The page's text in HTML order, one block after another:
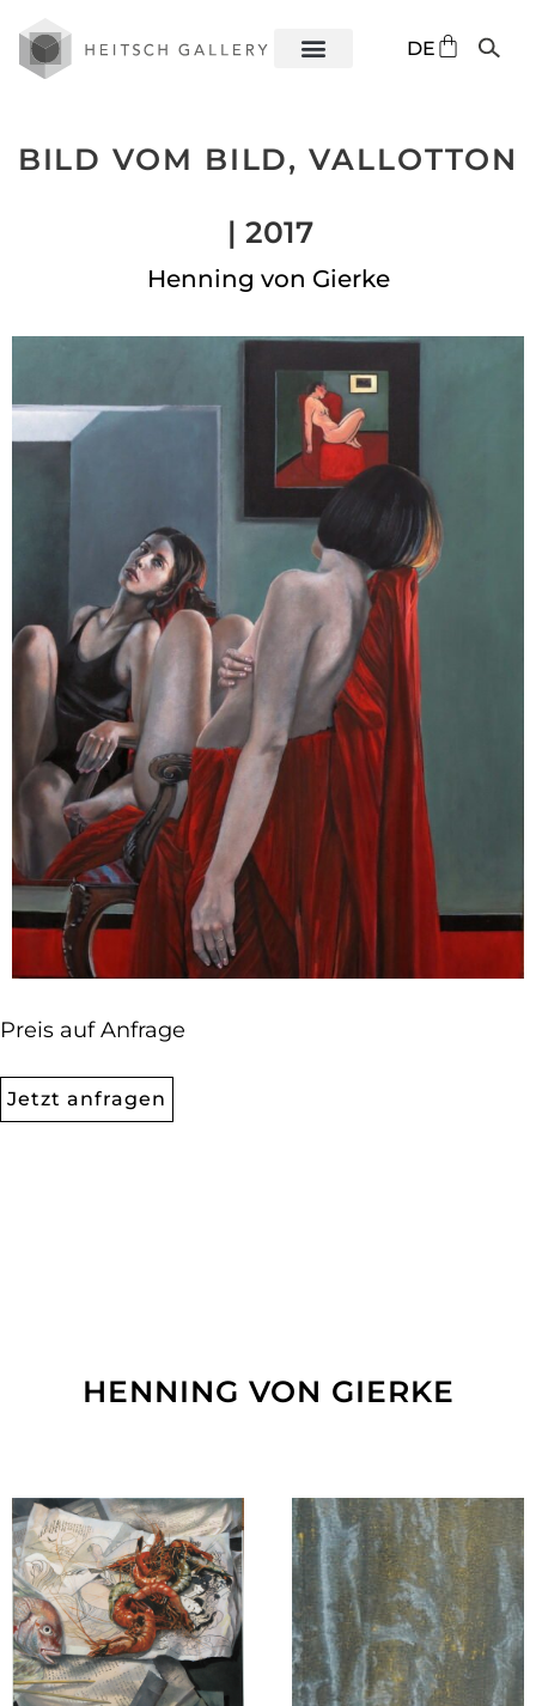
DE
ES
BILD VOM BILD, VALLOTTON
| 2017
Henning von Gierke
Preis auf Anfrage
Jetzt anfragen
HENNING VON GIERKE